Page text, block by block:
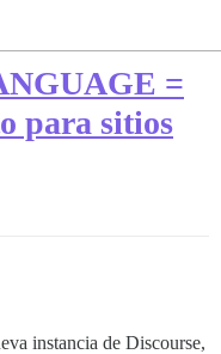
=
para sitios
instancia de Discourse,